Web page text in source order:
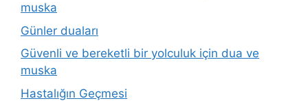
muska
Günler duaları
Güvenli ve bereketli bir yolculuk için dua ve
muska
Hastalığın Geçmesi